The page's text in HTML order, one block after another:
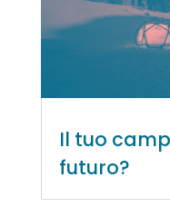
Il tuo
futuro?